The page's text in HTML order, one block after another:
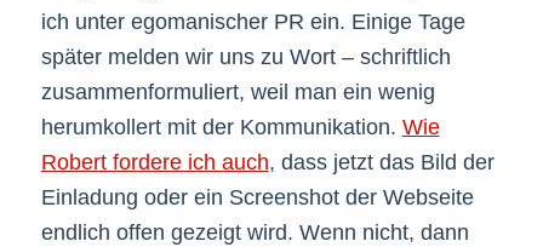
ich unter egomanischer PR ein. Einige Tage
später melden wir uns zu Wort – schriftlich
zusammenformuliert, weil man ein wenig
herumkollert mit der Kommunikation. Wie
Robert fordere ich auch, dass jetzt das Bild der
Einladung oder ein Screenshot der Webseite
endlich offen gezeigt wird. Wenn nicht, dann